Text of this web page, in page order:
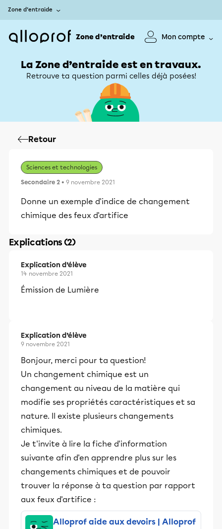
Zone d’entraide
Zone d’entraide Mon compte
La Zone d’entraide est en travaux.
Retrouve ta question parmi celles déjà posées!
Retour
Sciences et technologies
Secondaire 2 • 9 novembre 2021
Donne un exemple d'indice de changement
chimique des feux d'artifice
Explications (2)
Explication d’élève
14 novembre 2021
Émission de Lumière
Explication d’élève
9 novembre 2021
Bonjour, merci pour ta question!
Un changement chimique est un
changement au niveau de la matière qui
modifie ses propriétés caractéristiques et sa
nature. Il existe plusieurs changements
chimiques.
Je t'invite à lire la fiche d'information
suivante afin d'en apprendre plus sur les
changements chimiques et de pouvoir
trouver la réponse à ta question par rapport
aux feux d'artifice :
Alloprof aide aux devoirs | Alloprof